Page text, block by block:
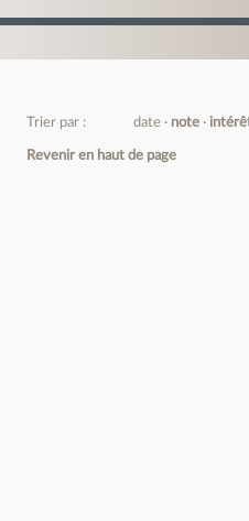
Trier par : date note
Revenir en haut de page